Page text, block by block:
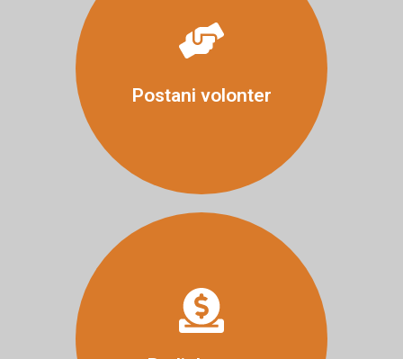
Postani volonter
Više